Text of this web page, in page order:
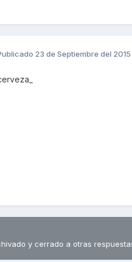
23 de Septiembre del 2015
y cerrado a otras